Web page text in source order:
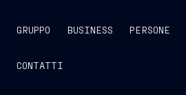
GRUPPO BUSINESS PERSONE
CONTATTI